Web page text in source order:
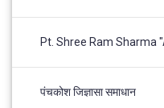
Pt. Shree Ram Sharma
पंचकोश जिज्ञासा समाधान